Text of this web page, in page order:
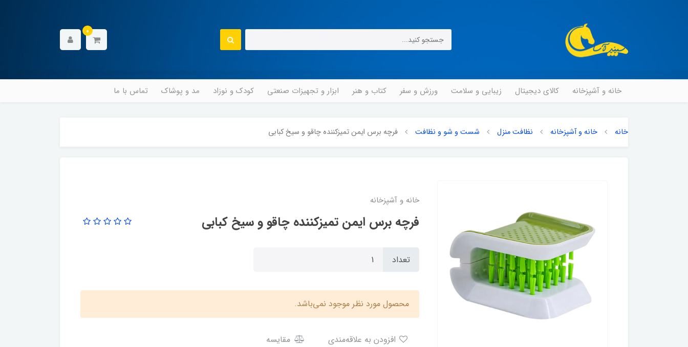
0
خانه و آشپزخانه کالای دیجیتال زیبایی و سلامت ورزش و سفر کتاب و هنر ابزار و تجهیزات صنعتی کودک و نوزاد مد و پوشاک تماس با ما
خانه خانه و آشپزخانه نظافت منزل شست و شو و نظافت فرچه برس ایمن تمیزکننده چاقو و سیخ کبابی
خانه و آشپزخانه
فرچه برس ایمن تمیزکننده چاقو و سیخ کبابی
تعداد
محصول مورد نظر موجود نمی‌باشد.
مقایسه